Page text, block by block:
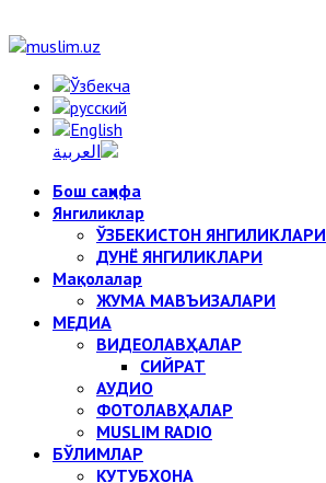
Бош саҳифа
Янгиликлар
ЎЗБЕКИСТОН ЯНГИЛИКЛАРИ
ДУНЁ ЯНГИЛИКЛАРИ
Мақолалар
ЖУМА МАВЪИЗАЛАРИ
МЕДИА
ВИДЕОЛАВҲАЛАР
СИЙРАТ
АУДИО
ФОТОЛАВҲАЛАР
MUSLIM RADIO
БЎЛИМЛАР
КУТУБХОНА